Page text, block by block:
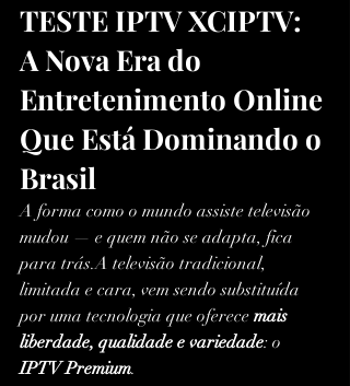
TESTE IPTV XCIPTV:
A Nova Era do
Entretenimento Online
Que Está Dominando o
Brasil
A forma como o mundo assiste televisão
mudou — e quem não se adapta, fica
para trás.A televisão tradicional,
limitada e cara, vem sendo substituída
por uma tecnologia que oferece mais
liberdade, qualidade e variedade: o
IPTV Premium.